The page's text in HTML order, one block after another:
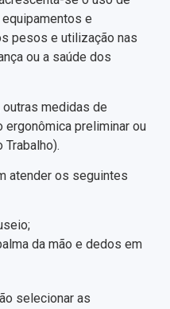
e
pesos e utilização nas
ou a saúde dos
medidas de
ergonômica preliminar ou
Trabalho).
atender os seguintes
da mão e dedos em
selecionar as